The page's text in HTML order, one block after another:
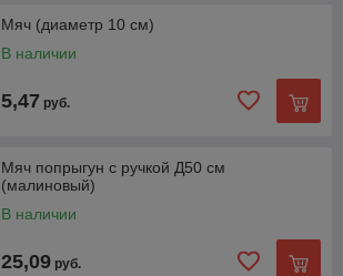
Мяч (диаметр 10 см)
В наличии
5,47 руб.
Мяч попрыгун с ручкой Д50 см
(малиновый)
В наличии
25,09 руб.